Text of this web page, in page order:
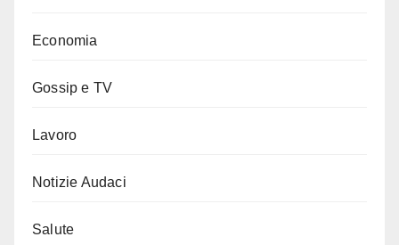
Economia
Gossip e TV
Lavoro
Notizie Audaci
Salute